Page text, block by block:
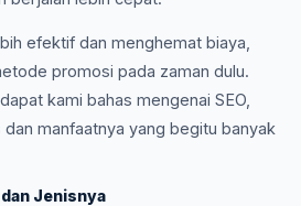
efektif dan menghemat biaya,
promosi pada zaman dulu.
kami bahas mengenai SEO,
manfaatnya yang begitu banyak
Jenisnya